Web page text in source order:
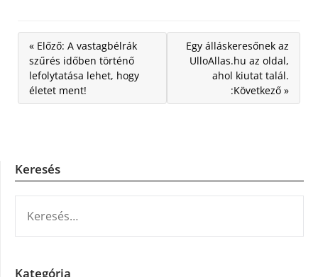
« Előző: A vastagbélrák
szűrés időben történő
lefolytatása lehet, hogy
életet ment!
Egy álláskeresőnek az
UlloAllas.hu az oldal,
ahol kiutat talál.
:Következő »
Keresés
Kategória